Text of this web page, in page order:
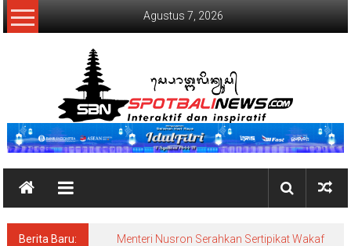
Lompat
ke
Agustus 7, 2026
SpotBaliNews
Berita Baru:
Menteri Nusron Serahkan Sertipikat Wakaf